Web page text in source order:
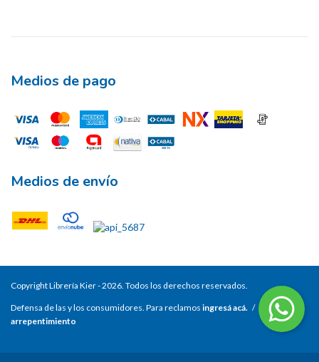
Medios de pago
Medios de envío
Copyright Librería Kier - 2026. Todos los derechos reservados.
Defensa de las y los consumidores. Para reclamos ingresá acá. /
Botón de
arrepentimiento